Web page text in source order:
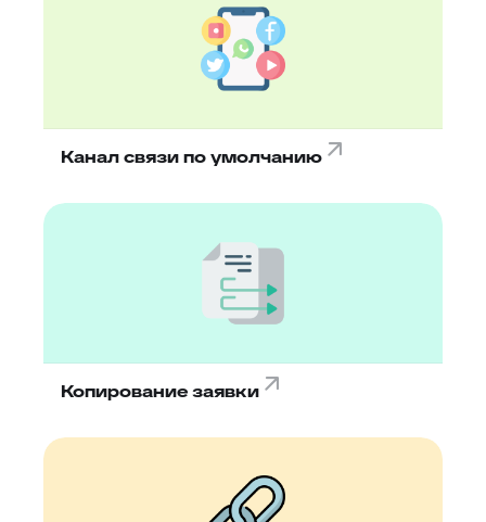
Канал связи по умолчанию
Копирование заявки